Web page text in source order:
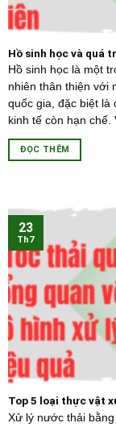
Hồ sinh học và quá
Hồ sinh học là một
nhiên thân thiện với
quốc gia, đặc biệt là
kinh tế còn hạn
ĐỌC THÊM
Top 5 loại thực vật
Xử lý nước thải
23
Th7